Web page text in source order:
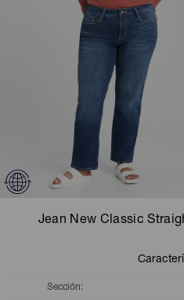
Jean New Classic
Sección
Camperas
Musculosas
Vestidos y polleras
Pijamas
Calzas
Camperas
Chalecos
Ropa interior
Polos
Camperas
Chalecos
Ropa interior
Pijamas
Camperas